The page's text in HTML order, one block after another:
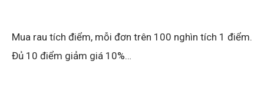
Mua rau tích điểm, mỗi đơn trên 100 nghìn tích 1 điểm.
Đủ 10 điểm giảm giá 10%…